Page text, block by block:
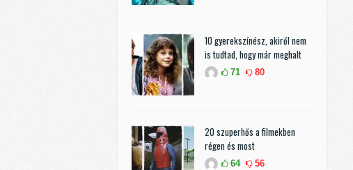
10 gyerekszínész, akiről nem
is tudtad, hogy már meghalt
71 80
20 szuperhős a filmekben
régen és most
64 56